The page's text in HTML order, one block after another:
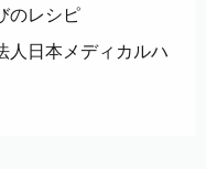
のレシピ
人日本メディカルハ